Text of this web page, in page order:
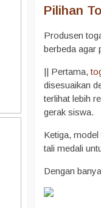
Pilihan
Produsen
berbeda agar
|| Pertama,
disesuaikan
terlihat lebih
gerak siswa.
Ketiga,
tali medali
Dengan